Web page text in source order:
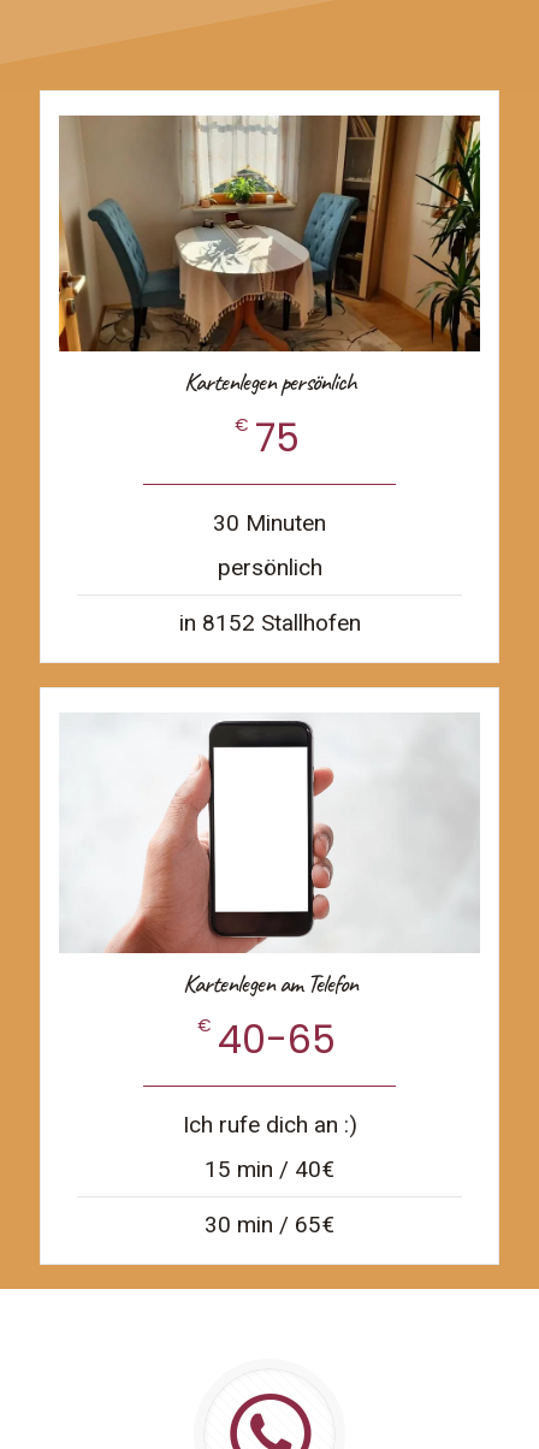
Kartenlegen persönlich
€ 75
30 Minuten
persönlich
in 8152 Stallhofen
Kartenlegen am Telefon
€ 40-65
Ich rufe dich an :)
15 min / 40€
30 min / 65€